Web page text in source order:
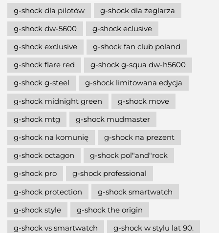
g-shock dla pilotów
g-shock dla żeglarza
g-shock dw-5600
g-shock eclusive
g-shock exclusive
g-shock fan club poland
g-shock flare red
g-shock g-squa dw-h5600
g-shock g-steel
g-shock limitowana edycja
g-shock midnight green
g-shock move
g-shock mtg
g-shock mudmaster
g-shock na komunię
g-shock na prezent
g-shock octagon
g-shock pol"and"rock
g-shock pro
g-shock professional
g-shock protection
g-shock smartwatch
g-shock style
g-shock the origin
g-shock vs smartwatch
g-shock w stylu lat 90.